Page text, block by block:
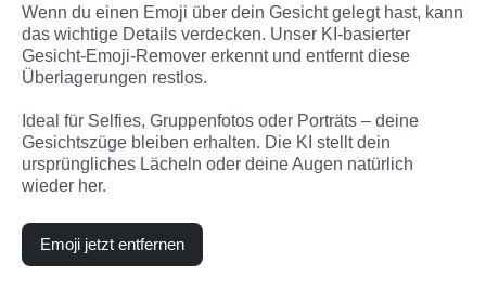
Wenn du einen Emoji über dein Gesicht gelegt hast, kann
das wichtige Details verdecken. Unser KI-basierter
Gesicht-Emoji-Remover erkennt und entfernt diese
Überlagerungen restlos.
Ideal für Selfies, Gruppenfotos oder Porträts – deine
Gesichtszüge bleiben erhalten. Die KI stellt dein
ursprüngliches Lächeln oder deine Augen natürlich
wieder her.
Emoji jetzt entfernen